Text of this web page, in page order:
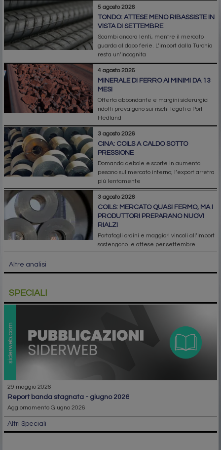
5 agosto 2026
TONDO: ATTESE MENO RIBASSISTE IN
VISTA DI SETTEMBRE
Scambi ancora lenti, mentre il mercato
guarda al dopo ferie. L’import dalla Turchia
resta un’incognita
4 agosto 2026
MINERALE DI FERRO AI MINIMI DA 13
MESI
Offerta abbondante e margini siderurgici
ridotti prevalgono sui rischi legati a Port
Hedland
3 agosto 2026
CINA: COILS A CALDO SOTTO
PRESSIONE
Domanda debole e scorte in aumento
pesano sul mercato interno; l’export arretra
più lentamente
3 agosto 2026
COILS: MERCATO QUASI FERMO, MA I
PRODUTTORI PREPARANO NUOVI
RIALZI
Portafogli ordini e maggiori vincoli all’import
sostengono le attese per settembre
Altre analisi
SPECIALI
29 maggio 2026
report banda stagnata - giugno 2026
Aggiornamento Giugno 2026
Altri Speciali